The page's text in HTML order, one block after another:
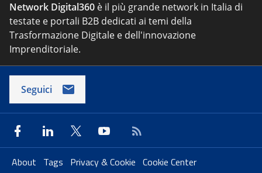
Network Digital360 è il più grande network in Italia di
testate e portali B2B dedicati ai temi della
Trasformazione Digitale e dell'innovazione
Imprenditoriale.
Seguici
About Tags Privacy & Cookie Cookie Center